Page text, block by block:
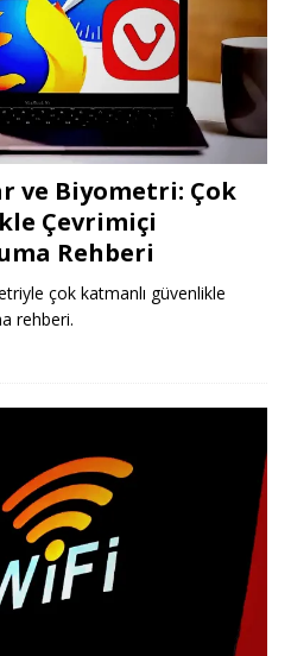
ve Biyometri: Çok
Çevrimiçi
Rehberi
çok katmanlı güvenlikle
rehberi.